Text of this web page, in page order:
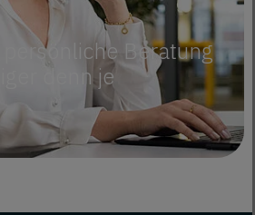
Beratung
denn je